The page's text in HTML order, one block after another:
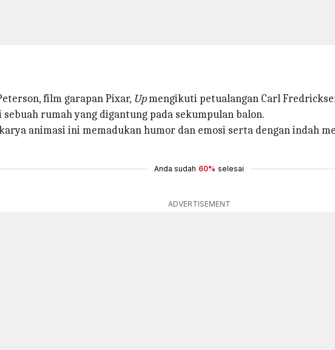
film garapan Pixar, Upmengikuti petualangan Carl
rumah yang digantung pada sekumpulan balon.
animasi ini memadukan humor dan emosi serta dengan indah
Anda sudah 60% selesai
ADVERTISEMENT